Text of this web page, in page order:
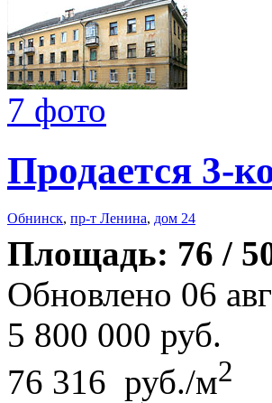
7 фото
Продается 3-
Обнинск, пр-т Ленина, дом 24
Площадь: 76 /
Обновлено 06
5 800 000 руб.
76 316 руб./м2